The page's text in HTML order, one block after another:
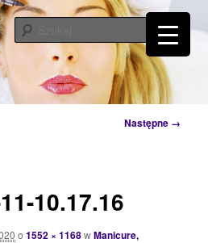
Butterfly – Katowice
o siebie dbać. Przyjdź a my Ci w tym
Następne →
10.17.16
o1552 × 1168wManicure,